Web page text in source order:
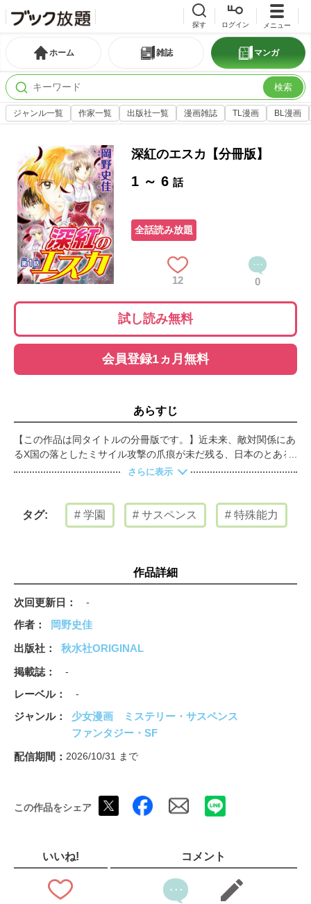
探す ログイン メニュー
ホーム 雑誌 マンガ
検索
ジャンル一覧 作家一覧 出版社一覧 漫画雑誌 TL漫画 BL漫画
深紅のエスカ【分冊版】
1 ～ 6話
全話読み放題
12 0
試し読み無料
会員登録1ヵ月無料
あらすじ
【この作品は同タイトルの分冊版です。】近未来、敵対関係にあ
るX国の落としたミサイル攻撃の爪痕が未だ残る、日本のとある
地方都市。生まれつき心臓が弱い代わりに透視と予知の能力を持
般生徒からの好奇の目に苦しみながらも、同じ様に特殊能力を持
った仲間達――明るく聡明な幼馴染み・日枝瑞貴や繊細で心優し
奈の死因に疑問を持ったことがきっかけで、ひとり、またひとり
と仲間が犠牲になっていき……。次に狙われるのは私？ 事件の
真相は、真犯人は？ 疑似餌を撒くように周到に張り巡らされ
致で描く、衝撃の近未来SFサスペンス！
さらに表示
タグ: 学園 サスペンス 特殊能力
作品詳細
次回更新日 -
作者
岡野史佳
出版社
秋水社ORIGINAL
掲載誌
-
レーベル -
ジャンル 少女漫画
ミステリー・サスペンス
ファンタジー・SF
配信期間
2026/10/31 まで
この作品をシェア
いいね! コメント